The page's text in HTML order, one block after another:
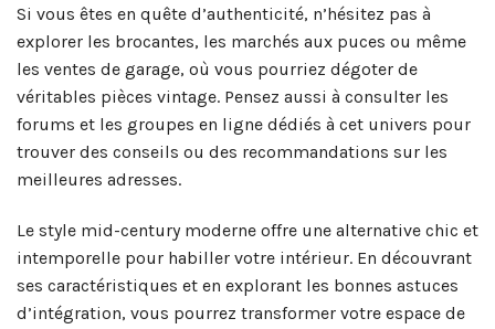
Si vous êtes en quête d’authenticité, n’hésitez pas à
explorer les brocantes, les marchés aux puces ou même
les ventes de garage, où vous pourriez dégoter de
véritables pièces vintage. Pensez aussi à consulter les
forums et les groupes en ligne dédiés à cet univers pour
trouver des conseils ou des recommandations sur les
meilleures adresses.
Le style mid-century moderne offre une alternative chic et
intemporelle pour habiller votre intérieur. En découvrant
ses caractéristiques et en explorant les bonnes astuces
d’intégration, vous pourrez transformer votre espace de